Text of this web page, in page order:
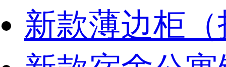
新款薄边柜